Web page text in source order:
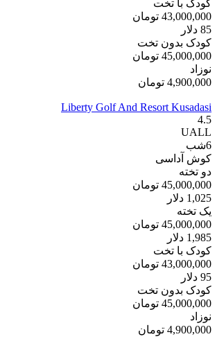
کودک با تخت
43,000,000 تومان
85 دلار
کودک بدون تخت
45,000,000 تومان
نوزاد
4,900,000 تومان
Liberty Golf And Resort Kusadasi
4.5
UALL
6شب
کوش آداسی
دو تخته
45,000,000 تومان
1,025 دلار
یک تخته
45,000,000 تومان
1,985 دلار
کودک با تخت
43,000,000 تومان
95 دلار
کودک بدون تخت
45,000,000 تومان
نوزاد
4,900,000 تومان